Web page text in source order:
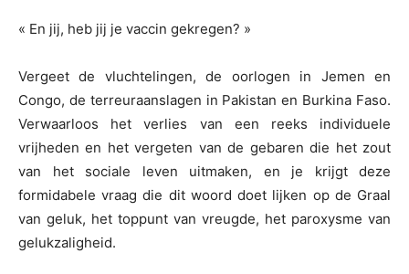
« En jij, heb jij je vaccin gekregen? »
Vergeet de vluchtelingen, de oorlogen in Jemen en
Congo, de terreuraanslagen in Pakistan en Burkina Faso.
Verwaarloos het verlies van een reeks individuele
vrijheden en het vergeten van de gebaren die het zout
van het sociale leven uitmaken, en je krijgt deze
formidabele vraag die dit woord doet lijken op de Graal
van geluk, het toppunt van vreugde, het paroxysme van
gelukzaligheid.